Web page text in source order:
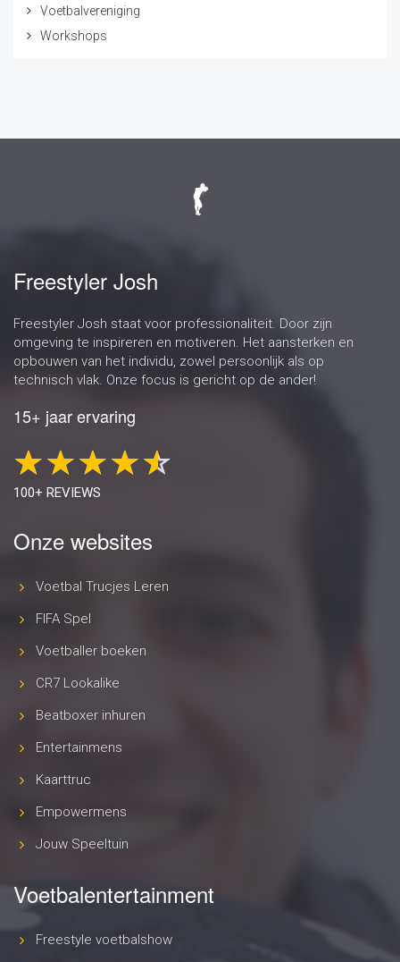
Voetbalvereniging
Workshops
Freestyler Josh
Freestyler Josh staat voor professionaliteit. Door zijn
omgeving te inspireren en motiveren. Het aansterken en
opbouwen van het individu, zowel persoonlijk als op
technisch vlak. Onze focus is gericht op de ander!
15+ jaar ervaring
100+ REVIEWS
Onze websites
Voetbal Trucjes Leren
FIFA Spel
Voetballer boeken
CR7 Lookalike
Beatboxer inhuren
Entertainmens
Kaarttruc
Empowermens
Jouw Speeltuin
Voetbalentertainment
Freestyle voetbalshow